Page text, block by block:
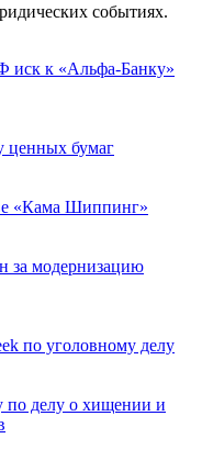
событиях.
иск к «Альфа-Банку»
ценных бумаг
«Кама Шиппинг»
за модернизацию
по уголовному делу
по делу о хищении и